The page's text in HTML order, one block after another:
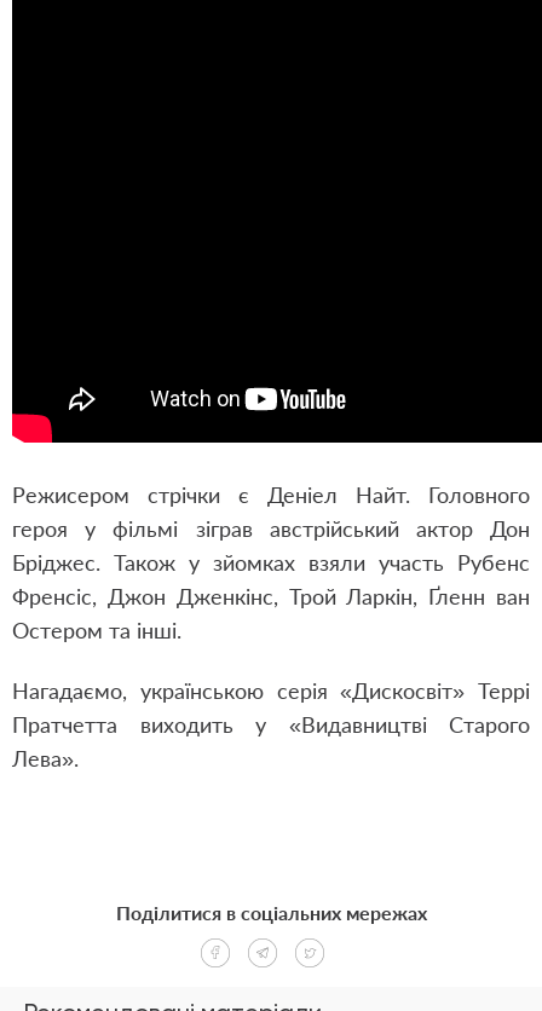
Режисером стрічки є Деніел Найт. Головного
героя у фільмі зіграв австрійський актор Дон
Бріджес. Також у зйомках взяли участь Рубенс
Френсіс, Джон Дженкінс, Трой Ларкін, Ґленн ван
Остером та інші.
Нагадаємо, українською серія «Дискосвіт» Террі
Пратчетта виходить у «Видавництві Старого
Лева».
Поділитися в соціальних мережах